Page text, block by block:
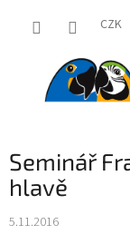
CZK
Seminář
hlavě
5.11.2016